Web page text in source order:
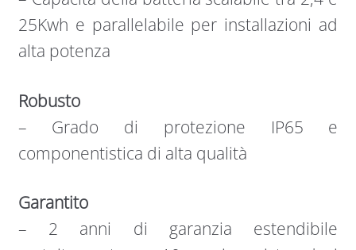
25Kwh e parallelabile per installazioni ad
alta potenza
Robusto
– Grado di protezione IP65 e
componentistica di alta qualità
Garantito
– 2 anni di garanzia estendibile